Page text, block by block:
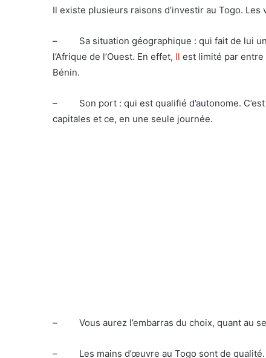
Il existe plusieurs raisons d’investir au Togo. Les
–
Sa situation géographique : qui fait de lui
l’Afrique de l’Ouest. En effet, Il est limité par entre
Bénin.
–
Son port : qui est qualifié d’autonome.
capitales et ce, en une seule journée.
– Vous aurez l’embarras du choix, quant au
– Les mains d’œuvre au Togo sont de